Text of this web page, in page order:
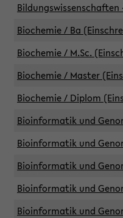
Biochemie / Ba
Biochemie / M.Sc.
Biochemie / Master
Biochemie / Diplom
Bioinformatik und
Bioinformatik und
Bioinformatik und
Bioinformatik und
Bioinformatik und